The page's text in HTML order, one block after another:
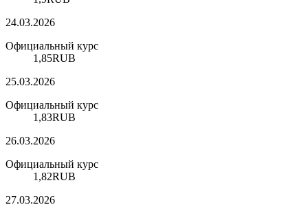
24.03.2026
Официальный курс
1,85RUB
25.03.2026
Официальный курс
1,83RUB
26.03.2026
Официальный курс
1,82RUB
27.03.2026